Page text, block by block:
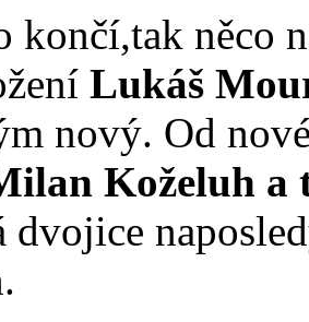
končí,tak něco
Lukáš
nový. Od
Koželuh a
dvojice